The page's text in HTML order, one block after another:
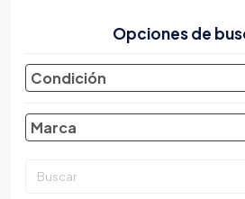
Opciones de
Condición
Marca